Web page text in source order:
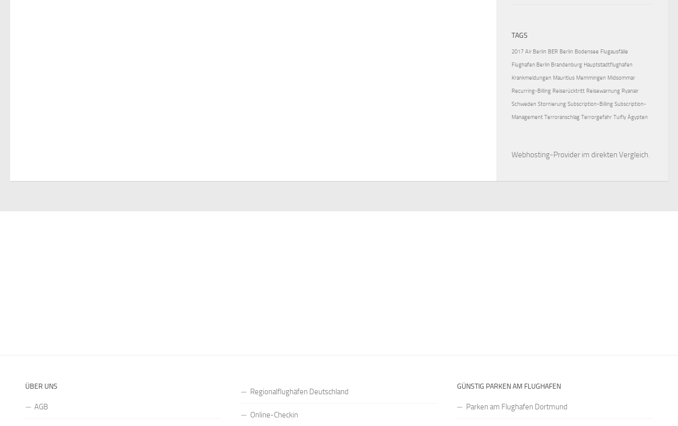
TAGS
2017 Air Berlin BER Berlin Bodensee Flugausfälle
Flughafen Berlin Brandenburg Hauptstadtflughafen
Krankmeldungen Mauritius Memmingen Midsommar
Recurring-Billing Reiserücktritt Reisewarnung Ryanair
Schweden Stornierung Subscription-Billing Subscription-
Management Terroranschlag Terrorgefahr Tuifly Ägypten
Webhosting-Provider im direkten Vergleich.
ÜBER UNS
AGB
Regionalflughäfen Deutschland
Online-Checkin
GÜNSTIG PARKEN AM FLUGHAFEN
Parken am Flughafen Dortmund